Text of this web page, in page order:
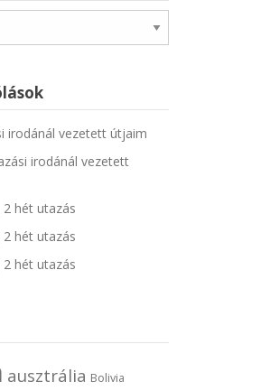
irodánál vezetett útjaim
irodánál vezetett
2 hét utazás
2 hét utazás
2 hét utazás
ausztrália Bolivia